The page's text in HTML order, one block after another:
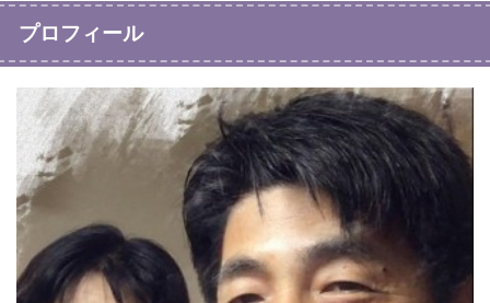
プロフィール